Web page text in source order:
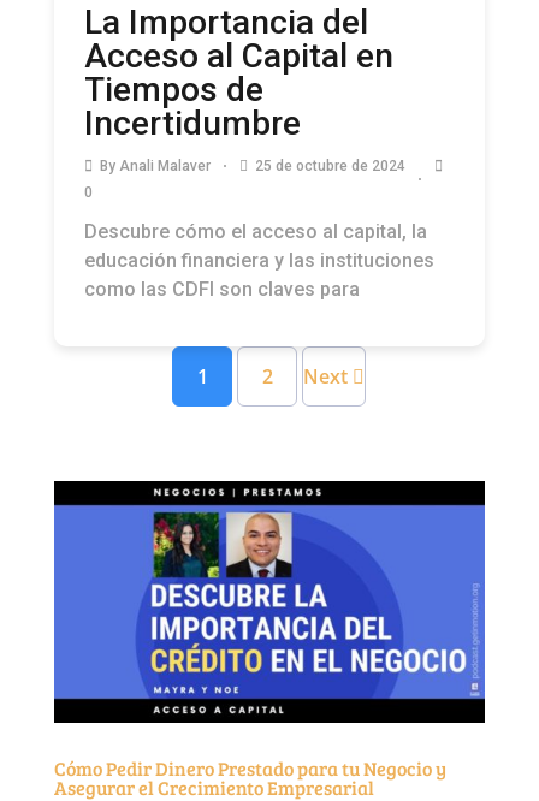
La Importancia del
Acceso al Capital en
Tiempos de
Incertidumbre
By Anali Malaver
25 de octubre de 2024
0
Descubre cómo el acceso al capital, la
educación financiera y las instituciones
como las CDFI son claves para
1 2 Next
Cómo Pedir Dinero Prestado para tu Negocio y
Asegurar el Crecimiento Empresarial